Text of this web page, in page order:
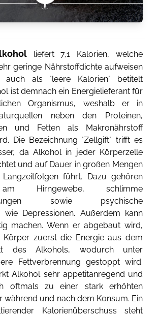
liefert 7,1 Kalorien, welche
geringe Nährstoffdichte aufweisen
auch als "leere Kalorien" betitelt
ist demnach ein Energielieferant für
Organismus, weshalb er in
neben den Proteinen,
und Fetten als Makronährstoff
Die Bezeichnung "Zellgift" trifft es
da Alkohol in jeder Körperzelle
und auf Dauer in großen Mengen
führt. Dazu gehören
Hirngewebe, schlimme
sowie psychische
wie Depressionen. Außerdem kann
machen. Wenn er abgebaut wird,
Körper zuerst die Energie aus dem
des Alkohols, wodurch unter
Fettverbrennung gestoppt wird.
Alkohol sehr appetitanregend und
oftmals zu einer stark erhöhten
während und nach dem Konsum. Ein
Kalorienüberschuss steht